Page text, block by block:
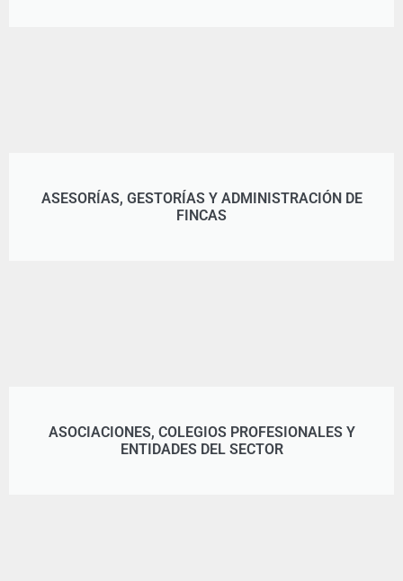
ASESORÍAS, GESTORÍAS Y ADMINISTRACIÓN DE
FINCAS
ASOCIACIONES, COLEGIOS PROFESIONALES Y
ENTIDADES DEL SECTOR